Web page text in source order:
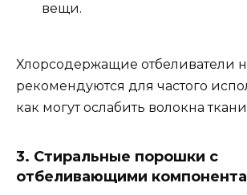
вещи.
Хлорсодержащие отбеливатели
рекомендуются для частого
как могут ослабить волокна
3. Стиральные порошки с
отбеливающими